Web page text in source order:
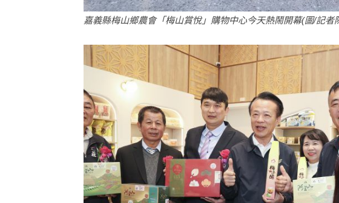
嘉義縣梅山鄉農會「梅山賞悅」購物中心今天熱鬧開幕(圖/記者